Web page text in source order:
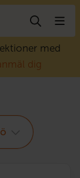
med
dig